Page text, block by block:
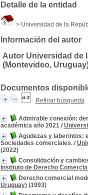
Detalle de la entidad
> Universidad de la
Información del autor
Autor Universidad de
(Montevideo,
Documentos
Refinar búsqueda
Admirable conexión:
académica año 2021/
Agudezas y laberintos:
Sociedades comerciales./
(2022)
Consolidación y
Instituto de Derecho
Derecho comercial
Uruguay)(1993)